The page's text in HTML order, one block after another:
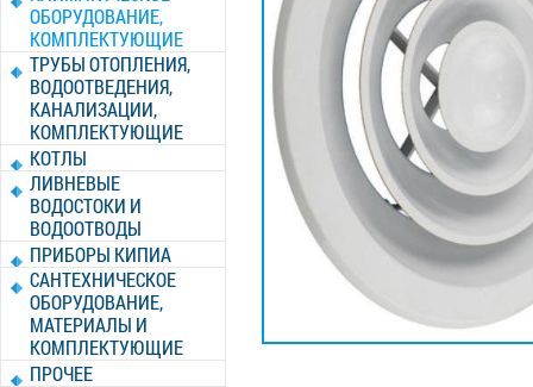
ОБОРУДОВАНИЕ,
КОМПЛЕКТУЮЩИЕ
ТРУБЫ ОТОПЛЕНИЯ,
ВОДООТВЕДЕНИЯ,
КАНАЛИЗАЦИИ,
КОМПЛЕКТУЮЩИЕ
КОТЛЫ
ЛИВНЕВЫЕ
ВОДОСТОКИ И
ВОДООТВОДЫ
ПРИБОРЫ КИПИА
САНТЕХНИЧЕСКОЕ
ОБОРУДОВАНИЕ,
МАТЕРИАЛЫ И
КОМПЛЕКТУЮЩИЕ
ПРОЧЕЕ